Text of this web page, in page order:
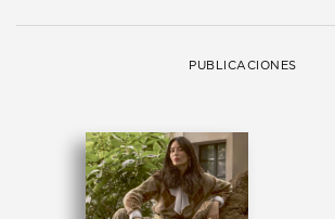
PUBLICACIONES